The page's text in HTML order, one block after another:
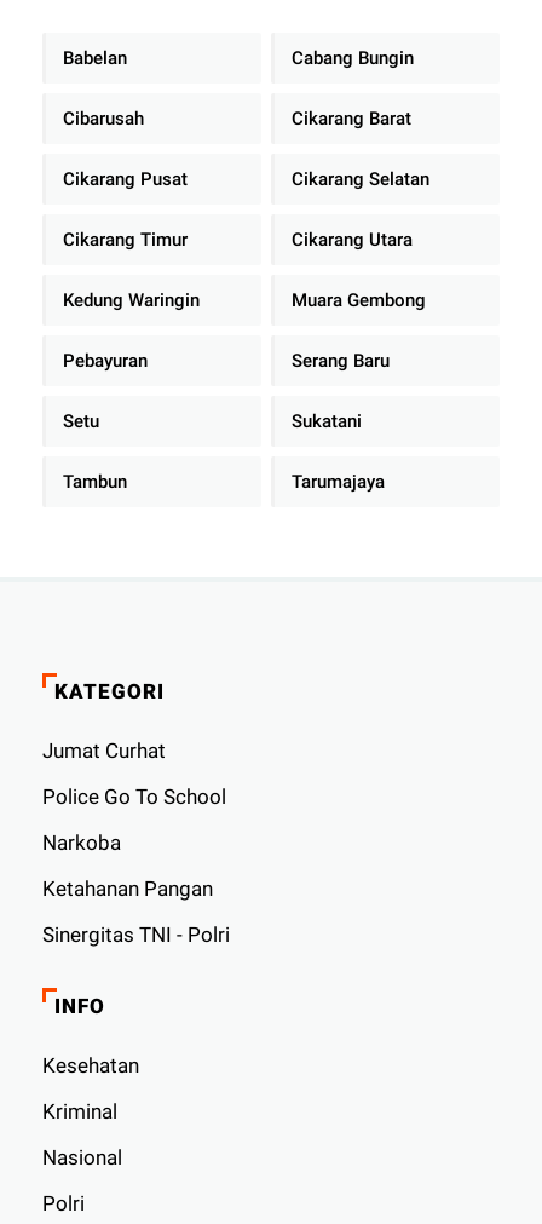
Babelan Cabang Bungin
Cibarusah Cikarang Barat
Cikarang Pusat Cikarang Selatan
Cikarang Timur Cikarang Utara
Kedung Waringin Muara Gembong
Pebayuran Serang Baru
Setu Sukatani
Tambun Tarumajaya
KATEGORI
Jumat Curhat
Police Go To School
Narkoba
Ketahanan Pangan
Sinergitas TNI - Polri
INFO
Kesehatan
Kriminal
Nasional
Polri